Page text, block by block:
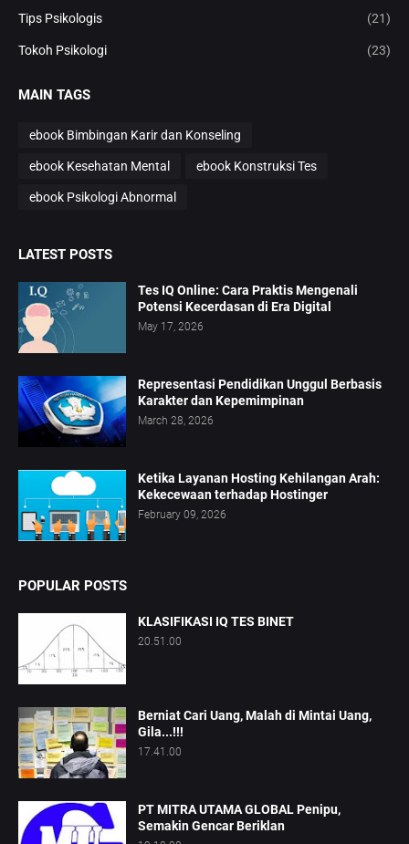
Tips Psikologis (21)
Tokoh Psikologi (23)
MAIN TAGS
ebook Bimbingan Karir dan Konseling
ebook Kesehatan Mental ebook Konstruksi Tes
ebook Psikologi Abnormal
LATEST POSTS
Tes IQ Online: Cara Praktis Mengenali
Potensi Kecerdasan di Era Digital
May 17, 2026
Representasi Pendidikan Unggul Berbasis
Karakter dan Kepemimpinan
March 28, 2026
Ketika Layanan Hosting Kehilangan Arah:
Kekecewaan terhadap Hostinger
February 09, 2026
POPULAR POSTS
KLASIFIKASI IQ TES BINET
20.51.00
Berniat Cari Uang, Malah di Mintai Uang,
Gila...!!!
17.41.00
PT MITRA UTAMA GLOBAL Penipu,
Semakin Gencar Beriklan